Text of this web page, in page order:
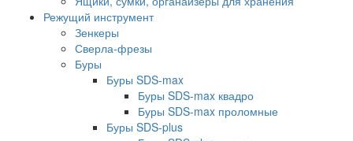
Режущий инструмент
Зенкеры
Сверла-фрезы
Буры
Буры SDS-max
Буры SDS-max квадро
Буры SDS-max проломные
Буры SDS-plus